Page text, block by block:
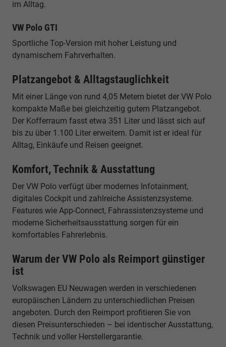
im Alltag.
VW Polo GTI
Sportliche Top-Version mit hoher Leistung und
dynamischem Fahrverhalten.
Platzangebot & Alltagstauglichkeit
Mit einer Länge von rund 4,05 Metern bietet der VW Polo
kompakte Maße bei gleichzeitig gutem Platzangebot.
Der Kofferraum fasst etwa 351 Liter und lässt sich auf
bis zu über 1.100 Liter erweitern. Damit ist er ideal für
Alltag, Einkäufe und Reisen geeignet.
Komfort, Technik & Ausstattung
Der VW Polo verfügt über modernes Infotainment,
digitales Cockpit und zahlreiche Assistenzsysteme.
Features wie App-Connect, Fahrassistenzsysteme und
moderne Sicherheitsausstattung sorgen für ein
komfortables Fahrerlebnis.
Warum der VW Polo als Reimport günstiger
ist
Volkswagen EU Neuwagen werden in verschiedenen
europäischen Ländern zu unterschiedlichen Preisen
angeboten. Durch den Reimport profitieren Sie von
diesen Preisunterschieden – bei identischer Ausstattung,
Technik und voller Herstellergarantie.